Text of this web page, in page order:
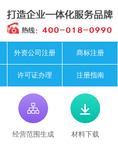
外资公司注册 商标注册
许可证办理 注册指南

经营范围生成

材料下载